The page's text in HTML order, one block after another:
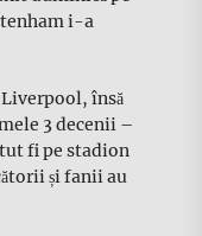
i-a
însă
3 decenii –
fi pe stadion
și fanii au